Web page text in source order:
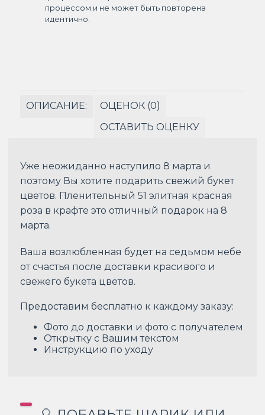
процессом и не может быть повторена
идентично.
ОПИСАНИЕ:
ОЦЕНОК (0)
ОСТАВИТЬ ОЦЕНКУ
Уже неожиданно наступило 8 марта и
поэтому Вы хотите подарить свежий букет
цветов. Пленительный 51 элитная красная
роза в крафте это отличный подарок на 8
марта.
Ваша возлюбленная будет на седьмом небе
от счастья после доставки красивого и
свежего букета цветов.
Предоставим бесплатно к каждому заказу:
Фото до доставки и фото с получателем
Открытку с Вашим текстом
Инструкцию по уходу